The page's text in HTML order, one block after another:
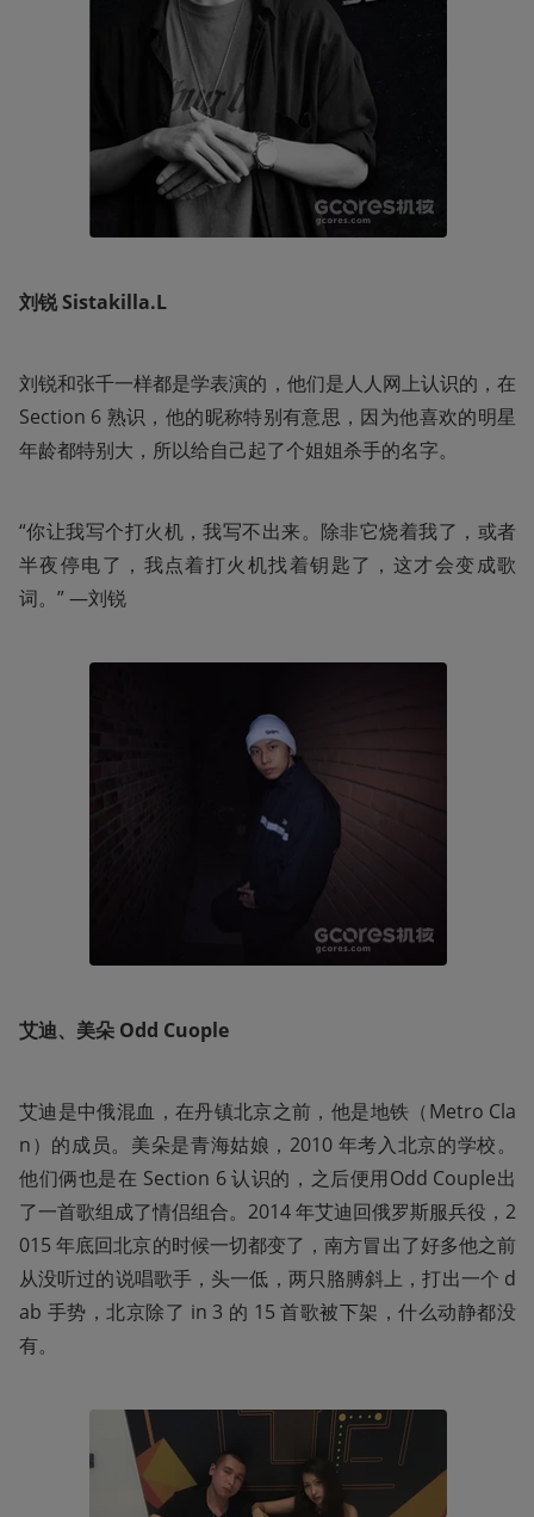
刘锐 Sistakilla.L
刘锐和张千一样都是学表演的，他们是人人网上认识的，在
Section 6 熟识，他的昵称特别有意思，因为他喜欢的明星
年龄都特别大，所以给自己起了个姐姐杀手的名字。
“你让我写个打火机，我写不出来。除非它烧着我了，或者
半夜停电了，我点着打火机找着钥匙了，这才会变成歌
词。” —刘锐
艾迪、美朵 Odd Cuople
艾迪是中俄混血，在丹镇北京之前，他是地铁（Metro Cla
n）的成员。美朵是青海姑娘，2010 年考入北京的学校。
他们俩也是在 Section 6 认识的，之后便用Odd Couple出
了一首歌组成了情侣组合。2014 年艾迪回俄罗斯服兵役，2
015 年底回北京的时候一切都变了，南方冒出了好多他之前
从没听过的说唱歌手，头一低，两只胳膊斜上，打出一个 d
ab 手势，北京除了 in 3 的 15 首歌被下架，什么动静都没
有。